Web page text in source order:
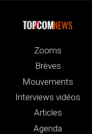
NEWS
Zooms
Brèves
Mouvements
Interviews vidéos
Articles
Agenda